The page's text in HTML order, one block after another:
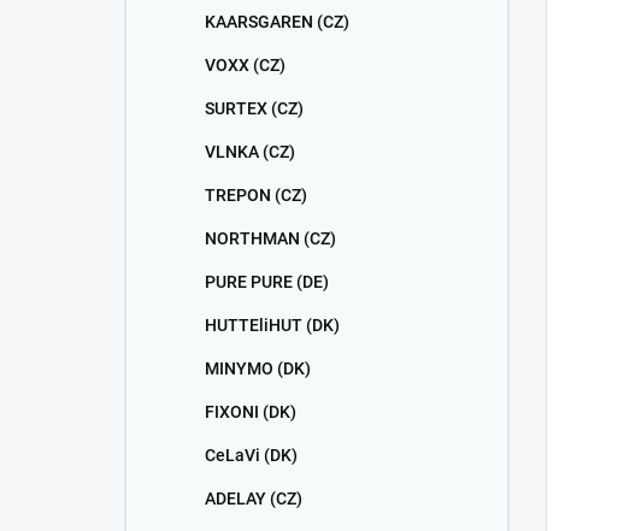
KAARSGAREN (CZ)
VOXX (CZ)
SURTEX (CZ)
VLNKA (CZ)
TREPON (CZ)
NORTHMAN (CZ)
PURE PURE (DE)
HUTTEliHUT (DK)
MINYMO (DK)
FIXONI (DK)
CeLaVi (DK)
ADELAY (CZ)